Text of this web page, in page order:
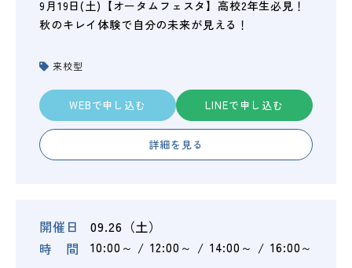
9月19日(土)【オータムフェスタ】高校2年生必見！
秋のキレイ体験で自分の未来が見える！
来校型
WEBで申し込む LINEで申し込む
詳細を見る
開催日
09.26（土）
時 間
10:00～ 12:00～ 14:00～ 16:00～